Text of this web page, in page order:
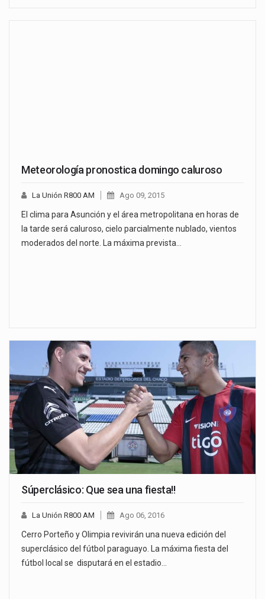
Meteorología pronostica domingo caluroso
La Unión R800 AM Ago 09, 2015
El clima para Asunción y el área metropolitana en horas de
la tarde será caluroso, cielo parcialmente nublado, vientos
moderados del norte. La máxima prevista…
Súperclásico: Que sea una fiesta!!
La Unión R800 AM Ago 06, 2016
Cerro Porteño y Olimpia revivirán una nueva edición del
superclásico del fútbol paraguayo. La máxima fiesta del
fútbol local se disputará en el estadio…